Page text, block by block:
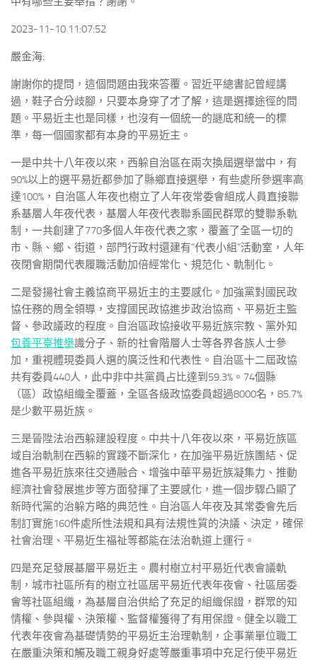
2023-11-10 11:07:52
嚴金海:
謝謝你的提問，這個問題由我來答覆。習近平總書記曾經講
過，鞋子合分歧腳，只要本身穿了才了解，這是選擇途徑的問
題。平易近主也是同樣，也沒有一個統一的謎底和統一的標
準，每一個國家都有本身的平易近主。
一是中共十八年夜以來，西躲自治區在兩次換屆選舉當中，有
90%以上的選平易近都參加了縣鄉直接選舉，有些處所參選率高
達100%，自治區人年夜也樹立了人年夜常委會組成人員直接聯
系基層人年夜代表，基層人年夜代表聯系國民群眾的雙聯系軌
制，一共創建了770多個人年夜代表之家，覆蓋了全區一切的
市、縣、鄉、街道，部門行政村還建有“代表小組”活動室，人年
夜閉會期間代表履職活動加倍經常化、規范化、軌制化。
二是發揚社會主義協商平易近主的主要感化。加強黨對國民政
協任務的周全領導，支撐國民政協進步政治協商、平易近主監
督、參政議政的程度。自治區政協接收平易近族宗教、黨外知
包養平臺推舉識分子、新的社會階層人士等各界各族人士參
加，重視體現委員人選的廣泛性和代表性。自治區十二屆政協
共有委員440人，此中非中共黨員占比達到59.3%。74個縣
（區）政協組織全覆蓋，全區各級政協委員超過8000名，85.7%
是少數平易近族。
三是晉陞法治西躲建設程度。中共十八年夜以來，平易近族區
域自治軌制在西躲的實踐不斷深化，在加強平易近族團結、促
進各平易近族來往交通融合、增強中華平易近族凝集力、推動
經濟社會發展進步等方面發揮了主要感化，進一個步驟凸顯了
新時代黨的治躲方略的典范性。自治區人年夜及其常委會先后
制訂實施160件處所性法規和具有法規性質的決議、決定，確保
社會治理、平易近生福祉等都能在法治軌道上運行。
四是充足發展基層平易近主。農村樹立村平易近代表會議軌
制，城市社區所有的樹立社區居平易近代表年夜會、社區居委
會等社區組織，為基層自治供給了充足的組織保證，群眾的知
情權、參與權、決策權、監督權獲得了有用保證。健全以職工
代表年夜會為基礎情勢的平易近主治理軌制，企事業單位職工
在嚴重決策和觸及職工親身好處等嚴重事項中充足行使平易近